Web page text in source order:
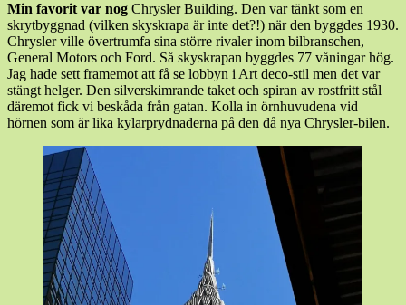
Min favorit var nog Chrysler Building. Den var tänkt som en
skrytbyggnad (vilken skyskrapa är inte det?!) när den byggdes 1930.
Chrysler ville övertrumfa sina större rivaler inom bilbranschen,
General Motors och Ford. Så skyskrapan byggdes 77 våningar hög.
Jag hade sett framemot att få se lobbyn i Art deco-stil men det var
stängt helger. Den silverskimrande taket och spiran av rostfritt stål
däremot fick vi beskåda från gatan. Kolla in örnhuvudena vid
hörnen som är lika kylarprydnaderna på den då nya Chrysler-bilen.